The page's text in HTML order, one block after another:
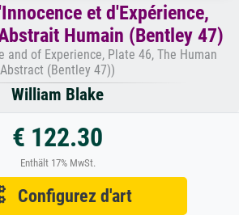
et d'Expérience,
Humain (Bentley 47)
and of Experience, Plate 46, The Human
Abstract (Bentley 47))
William Blake
€ 122.30
Enthält 17% MwSt.
Configurez d'art